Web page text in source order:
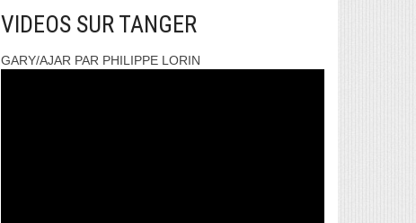
VIDEOS SUR TANGER
GARY/AJAR PAR PHILIPPE LORIN